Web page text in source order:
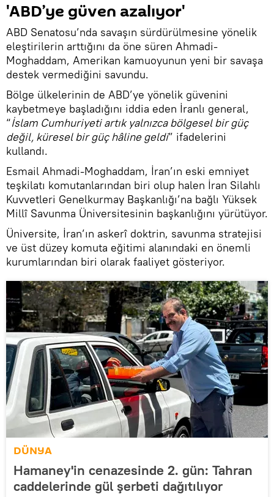
'ABD’ye güven azalıyor'
ABD Senatosu’nda savaşın sürdürülmesine yönelik
eleştirilerin arttığını da öne süren Ahmadi-
Moghaddam, Amerikan kamuoyunun yeni bir savaşa
destek vermediğini savundu.
Bölge ülkelerinin de ABD’ye yönelik güvenini
kaybetmeye başladığını iddia eden İranlı general,
“İslam Cumhuriyeti artık yalnızca bölgesel bir güç
değil, küresel bir güç hâline geldi” ifadelerini
kullandı.
Esmail Ahmadi-Moghaddam, İran’ın eski emniyet
teşkilatı komutanlarından biri olup halen İran Silahlı
Kuvvetleri Genelkurmay Başkanlığı’na bağlı Yüksek
Millî Savunma Üniversitesinin başkanlığını yürütüyor.
Üniversite, İran’ın askerî doktrin, savunma stratejisi
ve üst düzey komuta eğitimi alanındaki en önemli
kurumlarından biri olarak faaliyet gösteriyor.
DÜNYA
Hamaney'in cenazesinde 2. gün: Tahran
caddelerinde gül şerbeti dağıtılıyor